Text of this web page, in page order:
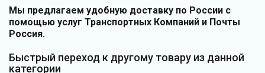
Мы предлагаем удобную доставку по России с
помощью услуг Транспортных Компаний и Почты
Россия.
Быстрый переход к другому товару из данной
категории